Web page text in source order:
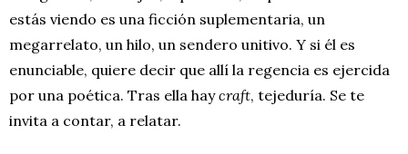
estás viendo es una ficción suplementaria, un
megarrelato, un hilo, un sendero unitivo. Y si él es
enunciable, quiere decir que allí la regencia es ejercida
por una poética. Tras ella haycraft, tejeduría. Se te
invita a contar, a relatar.